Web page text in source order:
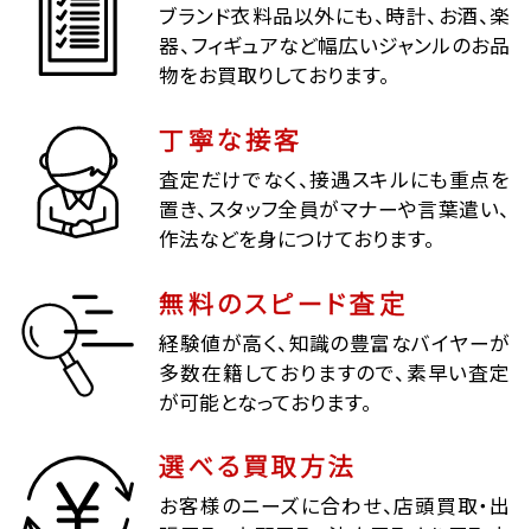
ブランド衣料品以外にも、時計、お酒、楽
器、フィギュアなど幅広いジャンルのお品
物をお買取りしております。
丁寧な接客
査定だけでなく、接遇スキルにも重点を
置き、スタッフ全員がマナーや言葉遣い、
作法などを身につけております。
無料のスピード査定
経験値が高く、知識の豊富なバイヤーが
多数在籍しておりますので、素早い査定
が可能となっております。
選べる買取方法
お客様のニーズに合わせ、店頭買取・出